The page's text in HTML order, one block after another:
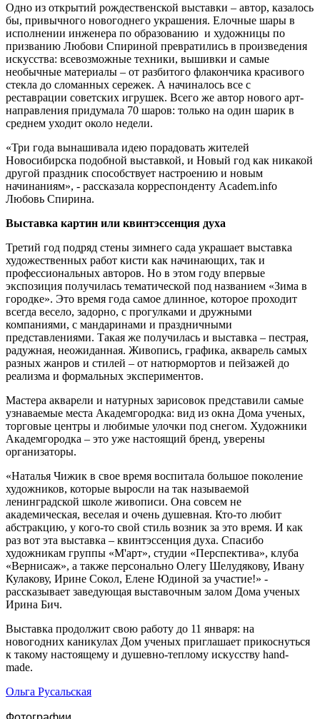
Одно из открытий рождественской выставки – автор, казалось
бы, привычного новогоднего украшения. Елочные шары в
исполнении инженера по образованию и художницы по
призванию Любови Спириной превратились в произведения
искусства: всевозможные техники, вышивки и самые
необычные материалы – от разбитого флакончика красивого
стекла до сломанных сережек. А начиналось все с
реставрации советских игрушек. Всего же автор нового арт-
направления придумала 70 шаров: только на один шарик в
среднем уходит около недели.
«Три года вынашивала идею порадовать жителей
Новосибирска подобной выставкой, и Новый год как никакой
другой праздник способствует настроению и новым
начинаниям», - рассказала корреспонденту Academ.info
Любовь Спирина.
Выставка картин или квинтэссенция духа
Третий год подряд стены зимнего сада украшает выставка
художественных работ кисти как начинающих, так и
профессиональных авторов. Но в этом году впервые
экспозиция получилась тематической под названием «Зима в
городке». Это время года самое длинное, которое проходит
всегда весело, задорно, с прогулками и дружными
компаниями, с мандаринами и праздничными
представлениями. Такая же получилась и выставка – пестрая,
радужная, неожиданная. Живопись, графика, акварель самых
разных жанров и стилей – от натюрмортов и пейзажей до
реализма и формальных экспериментов.
Мастера акварели и натурных зарисовок представили самые
узнаваемые места Академгородка: вид из окна Дома ученых,
торговые центры и любимые улочки под снегом. Художники
Академгородка – это уже настоящий бренд, уверены
организаторы.
«Наталья Чижик в свое время воспитала большое поколение
художников, которые выросли на так называемой
ленинградской школе живописи. Она совсем не
академическая, веселая и очень душевная. Кто-то любит
абстракцию, у кого-то свой стиль возник за это время. И как
раз вот эта выставка – квинтэссенция духа. Спасибо
художникам группы «М'арт», студии «Перспектива», клуба
«Вернисаж», а также персонально Олегу Шелудякову, Ивану
Кулакову, Ирине Сокол, Елене Юдиной за участие!» -
рассказывает заведующая выставочным залом Дома ученых
Ирина Бич.
Выставка продолжит свою работу до 11 января: на
новогодних каникулах Дом ученых приглашает прикоснуться
к такому настоящему и душевно-теплому искусству hand-
made.
Ольга Русальская